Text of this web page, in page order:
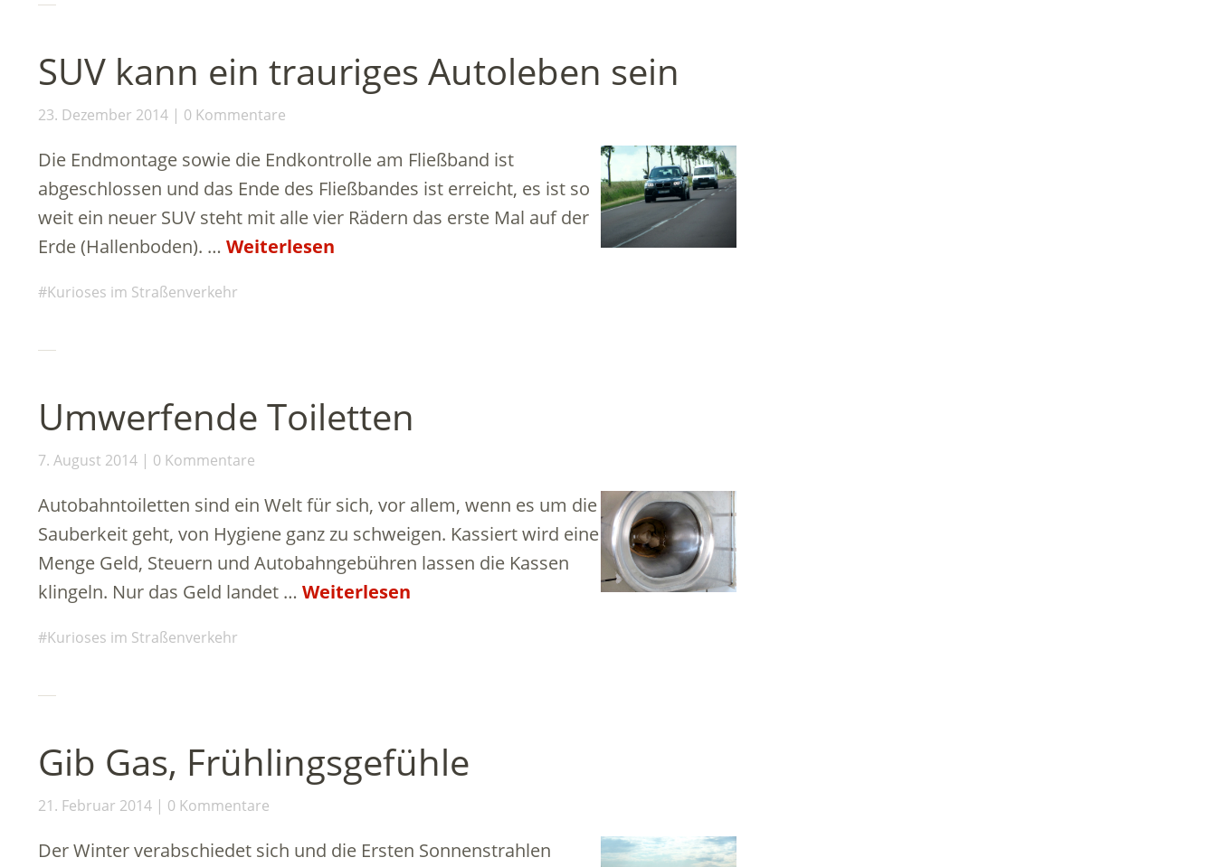
SUV kann ein trauriges Autoleben sein
23. Dezember 2014 0 Kommentare
Die Endmontage sowie die Endkontrolle am Fließband ist
abgeschlossen und das Ende des Fließbandes ist erreicht, es ist so
weit ein neuer SUV steht mit alle vier Rädern das erste Mal auf der
Erde (Hallenboden). … Weiterlesen
Kurioses im Straßenverkehr
Umwerfende Toiletten
7. August 2014 0 Kommentare
Autobahntoiletten sind ein Welt für sich, vor allem, wenn es um die
Sauberkeit geht, von Hygiene ganz zu schweigen. Kassiert wird eine
Menge Geld, Steuern und Autobahngebühren lassen die Kassen
klingeln. Nur das Geld landet … Weiterlesen
Kurioses im Straßenverkehr
Gib Gas, Frühlingsgefühle
21. Februar 2014 0 Kommentare
Der Winter verabschiedet sich und die Ersten Sonnenstrahlen